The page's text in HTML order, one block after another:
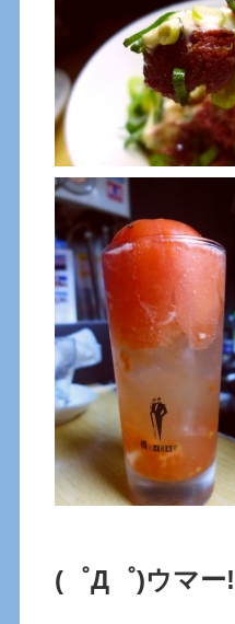
(゜Д゜)ウマー!